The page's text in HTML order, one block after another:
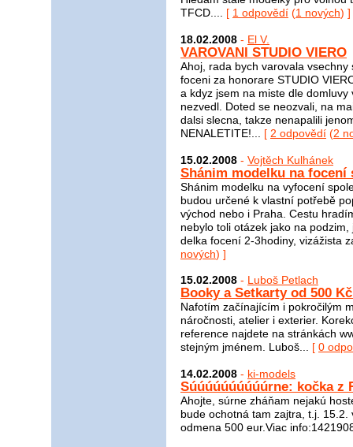
TFCD.... [ 1 odpovědí (1 nových) ]
18.02.2008 - El V.
VAROVANI STUDIO VIERO
Ahoj, rada bych varovala
foceni za honorare STUDIO
a kdyz jsem na miste dle
nezvedl. Doted se neozvali, na
dalsi slecna, takze nenapalili
NENALETITE!... [ 2 odpovědí (2
15.02.2008 - Vojtěch Kulhánek
Shánim modelku na
Shánim modelku na vyfocení
budou určené k vlastní potřebě
východ nebo i Praha. Cestu
nebylo toli otázek jako na
delka focení 2-3hodiny, vizážista
nových) ]
15.02.2008 - Luboš Petlach
Booky a Setkarty od 500
Nafotím začínajícím i pokročilým
náročnosti, atelier i exterier.
reference najdete na stránkách
stejným jménem. Luboš... [ 0
14.02.2008 - ki-models
Súúúúúúúúúúrne: kočka z
Ahojte, súrne zháňam nejakú
bude ochotná tam zajtra, t.j.
odmena 500 eur.Viac